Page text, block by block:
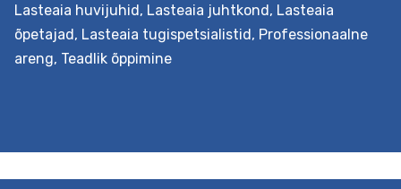
Lasteaia huvijuhid, Lasteaia juhtkond, Lasteaia
õpetajad, Lasteaia tugispetsialistid, Professionaalne
areng, Teadlik õppimine